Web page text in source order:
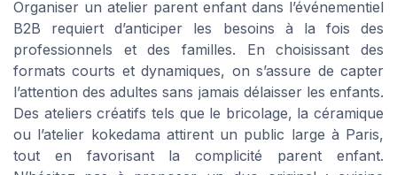
Organiser un atelier parent enfant dans l’événementiel
B2B requiert d’anticiper les besoins à la fois des
professionnels et des familles. En choisissant des
formats courts et dynamiques, on s’assure de capter
l’attention des adultes sans jamais délaisser les enfants.
Des ateliers créatifs tels que le bricolage, la céramique
ou l’atelier kokedama attirent un public large à Paris,
tout en favorisant la complicité parent enfant.